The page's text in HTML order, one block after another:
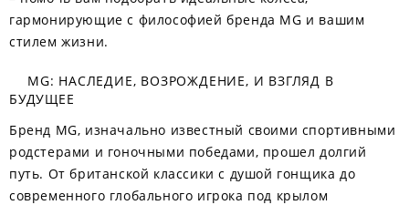
гармонирующие с философией бренда MG и вашим
стилем жизни.
MG: НАСЛЕДИЕ, ВОЗРОЖДЕНИЕ, И ВЗГЛЯД В
БУДУЩЕЕ
Бренд MG, изначально известный своими спортивными
родстерами и гоночными победами, прошел долгий
путь. От британской классики с душой гонщика до
современного глобального игрока под крылом